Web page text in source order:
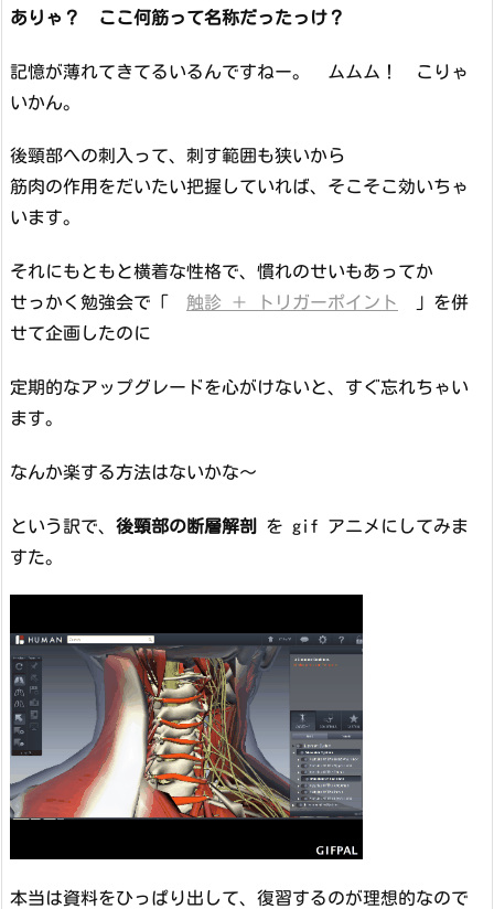
ありゃ？ ここ何筋って名称だったっけ？
記憶が薄れてきてるいるんですねー。 ムムム！ こりゃ
いかん。
後頸部への刺入って、刺す範囲も狭いから
筋肉の作用をだいたい把握していれば、そこそこ効いちゃ
います。
それにもともと横着な性格で、慣れのせいもあってか
せっかく勉強会で「 触診 ＋ トリガーポイント
」を併
せて企画したのに
定期的なアップグレードを心がけないと、すぐ忘れちゃい
ます。
なんか楽する方法はないかな～
という訳で、 後頸部の断層解剖
を gif アニメにしてみま
すた。
本当は資料をひっぱり出して、復習するのが理想的なので